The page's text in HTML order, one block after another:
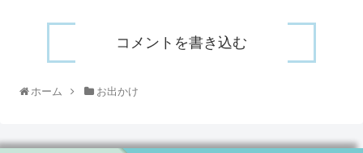
コメントを書き込む
ホーム お出かけ